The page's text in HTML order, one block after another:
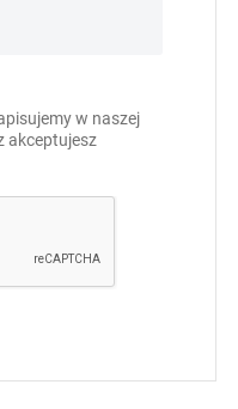
w naszej
akceptujesz